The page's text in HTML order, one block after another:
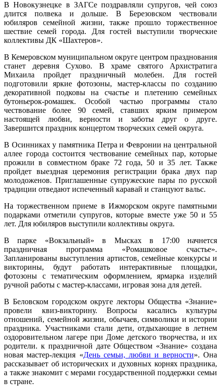
В Новокузнецке в ЗАГСе поздравляли супругов, чей союз
длится полвека и дольше. В Березовском чествовали
юбиляров семейной жизни, также прошло торжественное
шествие семей города. Для гостей выступили творческие
коллективы ДК «Шахтеров».
В Кемеровском муниципальном округе центром празднования
станет деревня Сухово. В храме святого Архистратига
Михаила пройдет праздничный молебен. Для гостей
подготовили яркие фотозоны, мастер-классы по созданию
декоративной подковы на счастье и плетению семейных
бутоньерок-ромашек. Особой частью программы стало
чествование более 90 семей, ставших ярким примером
настоящей любви, верности и заботы друг о друге.
Завершится праздник концертом творческих семей округа.
В Осинниках у памятника Петра и Февронии на центральной
аллее города состоится чествование семейных пар, которые
прожили в совместном браке 72 года, 50 и 35 лет. Также
пройдет выездная церемония регистрации брака двух пар
молодоженов. Приглашенные супружеские пары по русской
традиции отведают испеченный каравай и станцуют вальс.
На торжественном приеме в Ижморском округе памятными
подарками отметили супругов, которые вместе уже 50 и 55
лет. Для юбиляров выступили коллективы округа.
В парке «Вокзальный» в Мысках в 17:00 начнется
праздничная программа «Ромашковое счастье».
Запланированы выступления артистов, семейные конкурсы и
викторины, будут работать интерактивные площадки,
фотозоны с тематическим оформлением, ярмарка изделий
ручной работы с мастер-классами, игровая зона для детей.
В Беловском городском округе лекторы Общества «Знание»
провели квиз-викторину. Вопросы касались культуры
отношений, семейной жизни, обычаев, символики и истории
праздника. Участниками стали дети, отдыхающие в летнем
оздоровительном лагере при Доме детского творчества, и их
родители. к праздничной дате Обществом «Знание» создана
новая мастер-лекция «День семьи, любви и верности». Она
рассказывает об исторических и духовных корнях праздника,
а также знакомит с мерами государственной поддержки семьи
в стране.